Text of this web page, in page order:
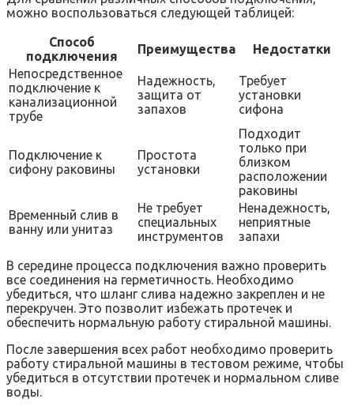
можно воспользоваться следующей таблицей:
Способ
подключения
Преимущества
Недостатки
Непосредственное
подключение к
канализационной
трубе
Надежность,
защита от
запахов
Требует
установки
сифона
Подключение к
сифону раковины
Простота
установки
Подходит
только при
близком
расположении
раковины
Временный слив в
ванну или унитаз
Не требует
специальных
инструментов
Ненадежность,
неприятные
запахи
В середине процесса подключения важно проверить
все соединения на герметичность. Необходимо
убедиться, что шланг слива надежно закреплен и не
перекручен. Это позволит избежать протечек и
обеспечить нормальную работу стиральной машины.
После завершения всех работ необходимо проверить
работу стиральной машины в тестовом режиме, чтобы
убедиться в отсутствии протечек и нормальном сливе
воды.